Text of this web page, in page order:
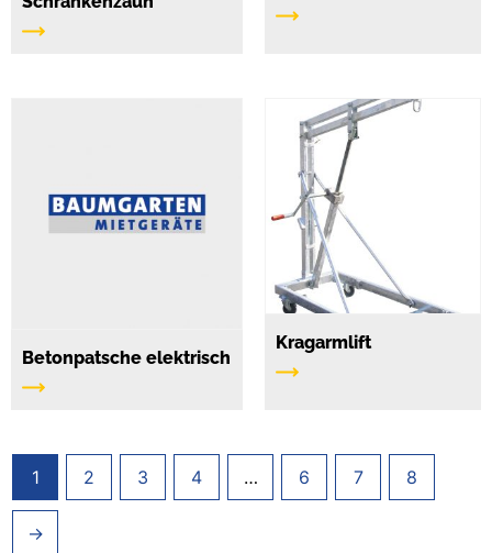
Betonpatsche elektrisch
Kragarmlift
1 2 3 4 … 6 7 8
→